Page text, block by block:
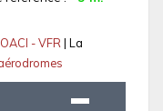
- VFR| La